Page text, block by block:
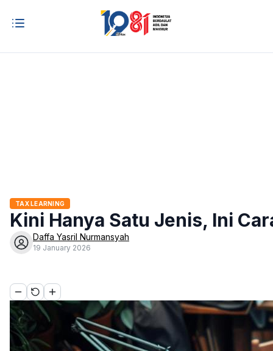
TAX LEARNING
Kini Hanya Satu Jenis, Ini
Daffa Yasril Nurmansyah
19 January 2026